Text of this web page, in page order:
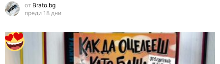
от Brato.bg
преди 18 дни